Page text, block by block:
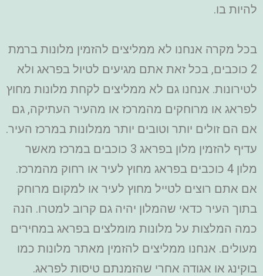
להיות בו.
בכל מקרה אנחנו לא ממליצים להזמין מלונות ברמת
2 כוכבים, בכל זאת אתם מגיעים לטיול בפראג ולא
לטירונות. אנחנו גם לא ממליצים לקחת מלונות מחוץ
לפראג או מרוחקים מהמרכז או מהעיר העתיקה, גם
אם הם זולים יותר וטובים יותר ממלונות במרכז העיר.
עדיף להזמין מלון בפראג 3 כוכבים במרכז מאשר
מלון 4 כוכבים בפראג מחוץ לעיר או רחוק מהמרכז.
אם אתם רוצים לטייל מחוץ לעיר או למקום מרוחק
בתוך העיר כדאי שהמלון יהיה גם קרוב למטרו. הנה
כמה המלצות על מלונות מומלצים בפראג במחירים
מעולים. אנחנו ממליצים להזמין מאתר מלונות כמו
בוקינג או אגודה אחרי שהזמנתם טיסות לפראג.